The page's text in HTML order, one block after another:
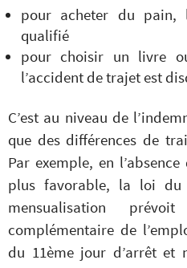
pour acheter du pain,
qualifié
pour choisir un livre
l’accident de trajet est
C’est au niveau de
que des différences de
Par exemple, en
plus favorable, la loi du
mensualisation
complémentaire de
du 11ème jour d’arrêt